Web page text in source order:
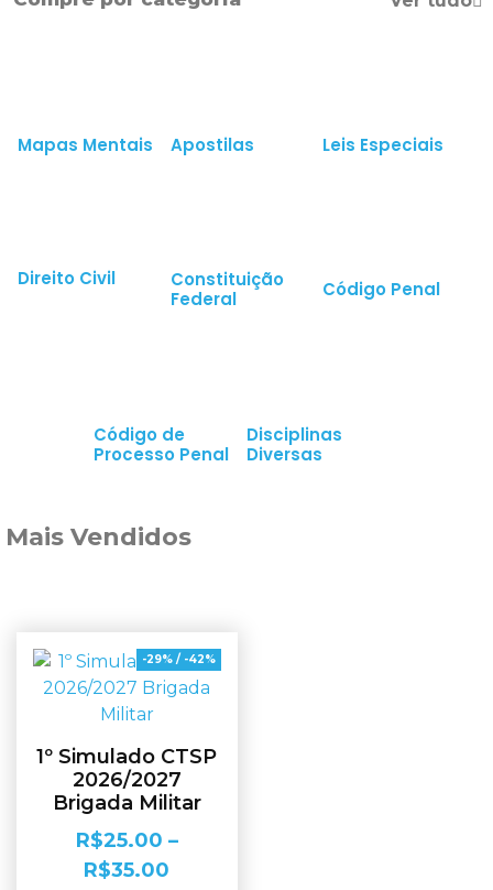
Mapas Mentais Apostilas Leis Especiais
Direito Civil
Constituição
Federal
Código Penal
Código de
Processo Penal
Disciplinas
Diversas
Mais Vendidos
-29% / -42%
1º Simulado CTSP
2026/2027
Brigada Militar
R$25.00 –
R$35.00